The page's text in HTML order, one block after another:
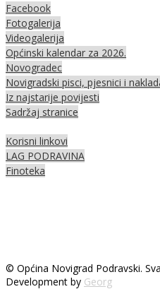
Facebook
Fotogalerija
Videogalerija
Općinski kalendar za 2026.
Novogradec
Novigradski pisci, pjesnici i
Iz najstarije povijesti
Sadržaj stranice
Korisni linkovi
LAG PODRAVINA
Finoteka
© Općina Novigrad Podravski.
Development by Georg